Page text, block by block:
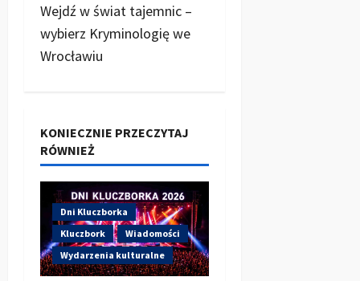
c
z
i
s
y
Wejdź w świat tajemnic –
wybierz Kryminologię we
Wrocławiu
KONIECZNIE PRZECZYTAJ
RÓWNIEŻ
Dni Kluczborka
Kluczbork
Wiadomości
Wydarzenia kulturalne